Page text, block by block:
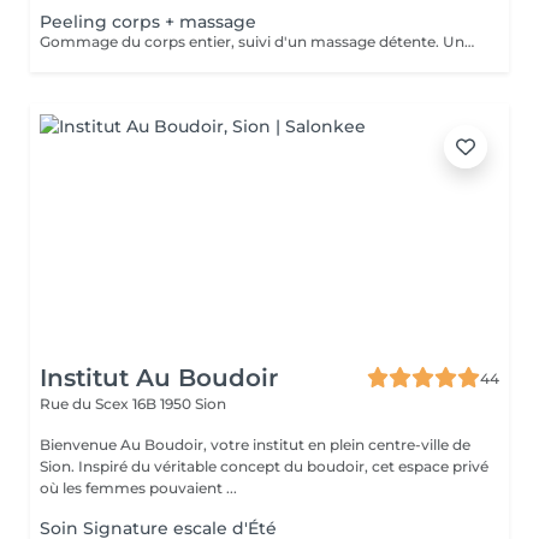
Peeling corps + massage
Gommage du corps entier, suivi d'un massage détente. Une peau douce dans un corps relaxé
Institut Au Boudoir
44
Rue du Scex 16B 1950 Sion
Bienvenue Au Boudoir, votre institut en plein centre-ville de
Sion. Inspiré du véritable concept du boudoir, cet espace privé
où les femmes pouvaient ...
Soin Signature escale d'Été